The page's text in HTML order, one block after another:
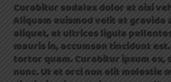
Curabitur sodales dolor et nisi
Aliquam euismod velit et
aliquet, et ultrices ligula
mauris in, accumsan tincidunt
tortor quam. Curabitur ipsum ex,
nunc. Ut et orci non elit molestie